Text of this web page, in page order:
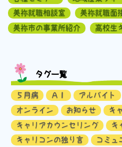
美祢就職相談室
美祢就職面
美祢市の事業所紹介
高校生
タグ一覧
５月病 ＡＩ アルバイト
オンライン
お知らせ
キ
キャリアカウンセリング
キ
キャリコンの独り言
コミュ